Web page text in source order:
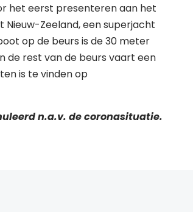
het eerst presenteren aan het
Nieuw-Zeeland, een superjacht
op de beurs is de 30 meter
de rest van de beurs vaart een
is te vinden op
n.a.v. de coronasituatie.